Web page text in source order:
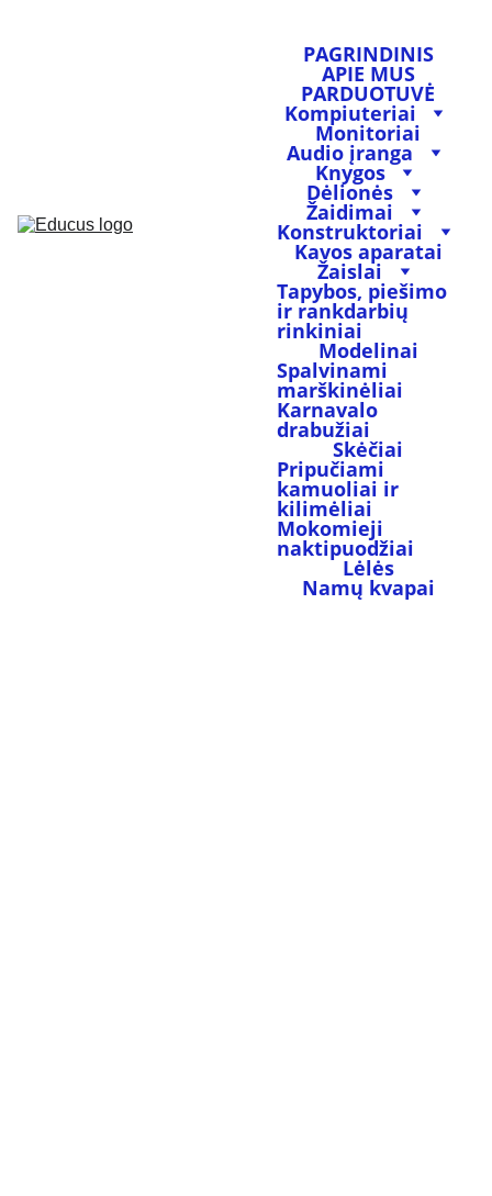
PAGRINDINIS
APIE MUS
PARDUOTUVĖ
Kompiuteriai
Monitoriai
Audio įranga
Knygos
Dėlionės
Žaidimai
Konstruktoriai
Kavos aparatai
Žaislai
Tapybos, piešimo
ir rankdarbių
rinkiniai
Modelinai
Spalvinami
marškinėliai
Karnavalo
drabužiai
Skėčiai
Pripučiami
kamuoliai ir
kilimėliai
Mokomieji
naktipuodžiai
Lėlės
Namų kvapai